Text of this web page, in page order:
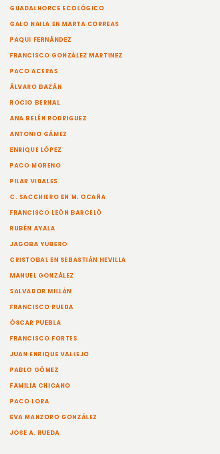
GUADALHORCE ECOLÓGICO
GALO NAILA EN MARTA CORREAS
PAQUI FERNÁNDEZ
FRANCISCO GONZÁLEZ MARTINEZ
PACO ACERAS
ÁLVARO BAZÁN
ROCIO BERNAL
ANA BELÉN RODRIGUEZ
ANTONIO GÁMEZ
ENRIQUE LÓPEZ
PACO MORENO
PILAR VIDALES
C. SACCHIERO EN M. OCAÑA
FRANCISCO LEÓN BARCELÓ
RUBÉN AYALA
JAGOBA YUBERO
CRISTOBAL EN SEBASTIÁN HEVILLA
MANUEL GONZÁLEZ
SALVADOR MILLÁN
FRANCISCO RUEDA
ÓSCAR PUEBLA
FRANCISCO FORTES
JUAN ENRIQUE VALLEJO
PABLO GÓMEZ
FAMILIA CHICANO
PACO LORA
EVA MANZORO GONZÁLEZ
JOSE A. RUEDA